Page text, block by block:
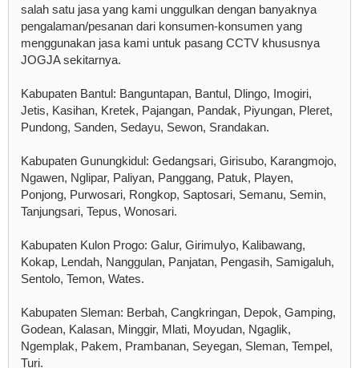
salah satu jasa yang kami unggulkan dengan banyaknya
pengalaman/pesanan dari konsumen-konsumen yang
menggunakan jasa kami untuk pasang CCTV khususnya
JOGJA sekitarnya.
Kabupaten Bantul: Banguntapan, Bantul, Dlingo, Imogiri,
Jetis, Kasihan, Kretek, Pajangan, Pandak, Piyungan, Pleret,
Pundong, Sanden, Sedayu, Sewon, Srandakan.
Kabupaten Gunungkidul: Gedangsari, Girisubo, Karangmojo,
Ngawen, Nglipar, Paliyan, Panggang, Patuk, Playen,
Ponjong, Purwosari, Rongkop, Saptosari, Semanu, Semin,
Tanjungsari, Tepus, Wonosari.
Kabupaten Kulon Progo: Galur, Girimulyo, Kalibawang,
Kokap, Lendah, Nanggulan, Panjatan, Pengasih, Samigaluh,
Sentolo, Temon, Wates.
Kabupaten Sleman: Berbah, Cangkringan, Depok, Gamping,
Godean, Kalasan, Minggir, Mlati, Moyudan, Ngaglik,
Ngemplak, Pakem, Prambanan, Seyegan, Sleman, Tempel,
Turi.